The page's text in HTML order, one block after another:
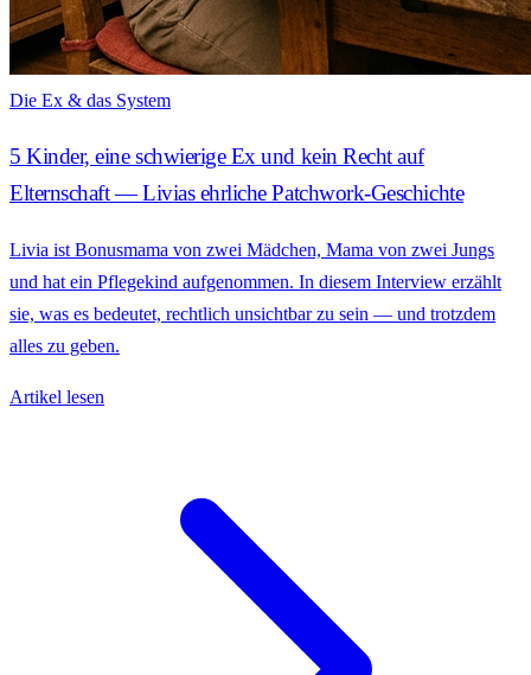
Die Ex & das System
5 Kinder, eine schwierige Ex und kein Recht auf
Elternschaft — Livias ehrliche Patchwork-Geschichte
Livia ist Bonusmama von zwei Mädchen, Mama von zwei Jungs
und hat ein Pflegekind aufgenommen. In diesem Interview erzählt
sie, was es bedeutet, rechtlich unsichtbar zu sein — und trotzdem
alles zu geben.
Artikel lesen